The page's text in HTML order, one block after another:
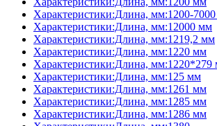
Характеристики:Длина, мм:1200-
Характеристики:Длина, мм:12000 мм
Характеристики:Длина, мм:1219,2 мм
Характеристики:Длина, мм:1220 мм
Характеристики:Длина, мм:1220*279
Характеристики:Длина, мм:125 мм
Характеристики:Длина, мм:1261 мм
Характеристики:Длина, мм:1285 мм
Характеристики:Длина, мм:1286 мм